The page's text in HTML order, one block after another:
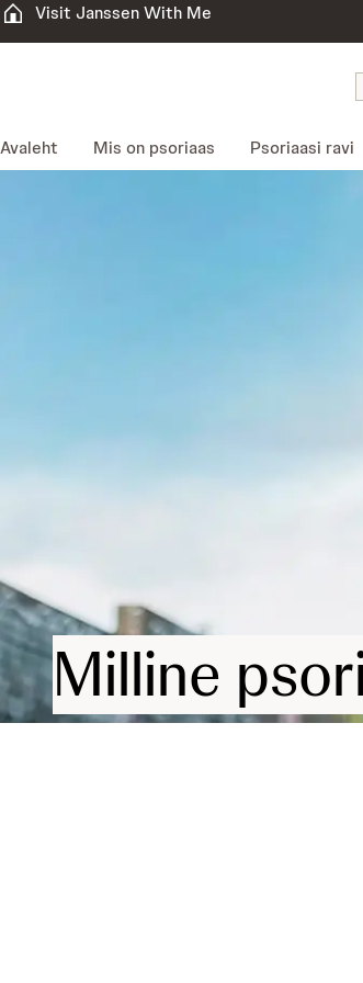
Visit Janssen With Me
Avaleht Mis on psoriaas Psoriaasi ravi
Milline